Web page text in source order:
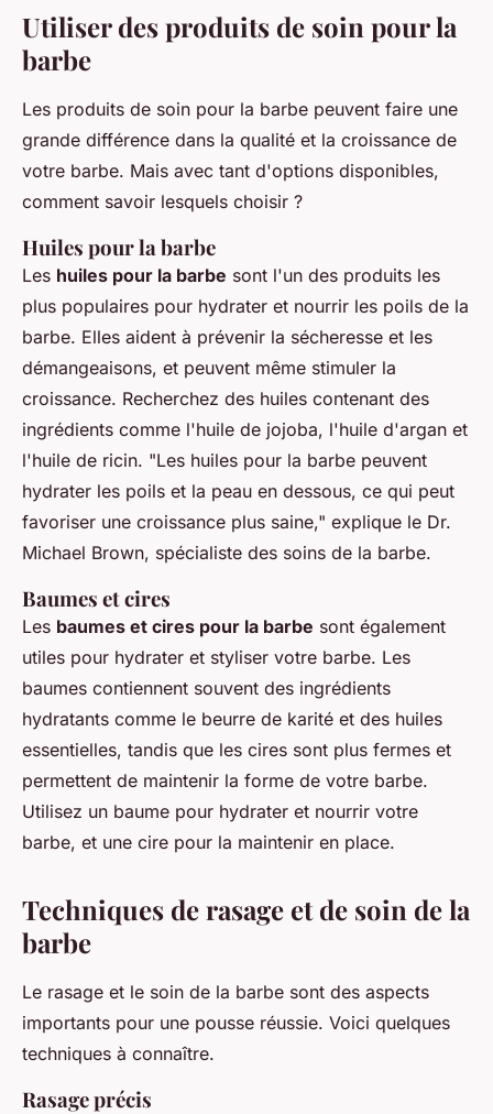
Utiliser des produits de soin pour la
barbe
Les produits de soin pour la barbe peuvent faire une
grande différence dans la qualité et la croissance de
votre barbe. Mais avec tant d'options disponibles,
comment savoir lesquels choisir ?
Huiles pour la barbe
Les huiles pour la barbe sont l'un des produits les
plus populaires pour hydrater et nourrir les poils de la
barbe. Elles aident à prévenir la sécheresse et les
démangeaisons, et peuvent même stimuler la
croissance. Recherchez des huiles contenant des
ingrédients comme l'huile de jojoba, l'huile d'argan et
l'huile de ricin. "Les huiles pour la barbe peuvent
hydrater les poils et la peau en dessous, ce qui peut
favoriser une croissance plus saine," explique le Dr.
Michael Brown, spécialiste des soins de la barbe.
Baumes et cires
Les baumes et cires pour la barbe sont également
utiles pour hydrater et styliser votre barbe. Les
baumes contiennent souvent des ingrédients
hydratants comme le beurre de karité et des huiles
essentielles, tandis que les cires sont plus fermes et
permettent de maintenir la forme de votre barbe.
Utilisez un baume pour hydrater et nourrir votre
barbe, et une cire pour la maintenir en place.
Techniques de rasage et de soin de la
barbe
Le rasage et le soin de la barbe sont des aspects
importants pour une pousse réussie. Voici quelques
techniques à connaître.
Rasage précis